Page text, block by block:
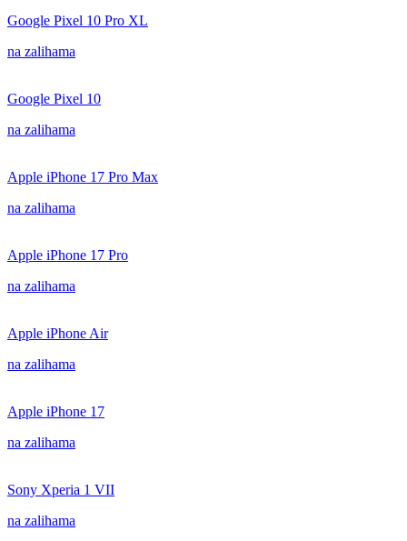
Google Pixel 10 Pro XL
na zalihama
Google Pixel 10
na zalihama
Apple iPhone 17 Pro Max
na zalihama
Apple iPhone 17 Pro
na zalihama
Apple iPhone Air
na zalihama
Apple iPhone 17
na zalihama
Sony Xperia 1 VII
na zalihama